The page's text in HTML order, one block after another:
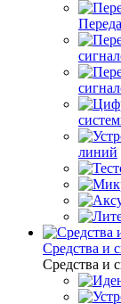
линий
Средства и
Средства и